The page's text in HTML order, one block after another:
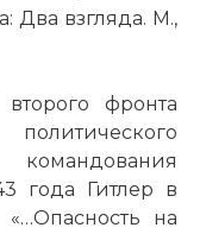
Два взгляда. М.,
фронта
года Гитлер в
на